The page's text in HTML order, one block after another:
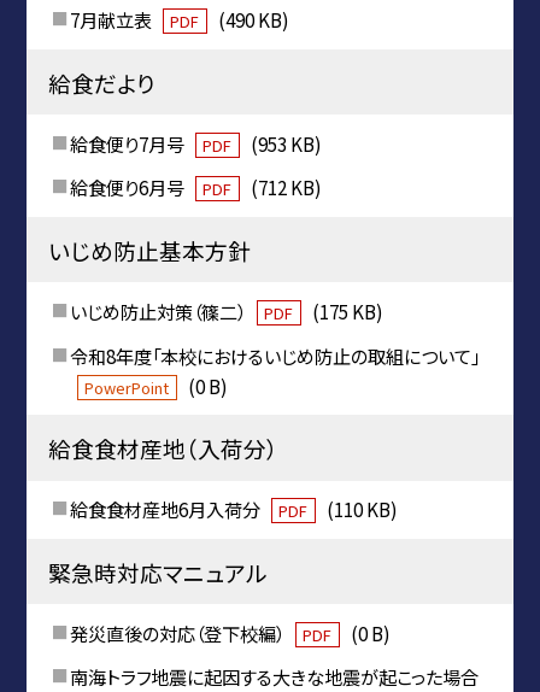
7月献立表 PDF (490 KB)
給食だより
給食便り7月号 PDF
(953 KB)
給食便り6月号
PDF (712 KB)
いじめ防止基本方針
いじめ防止対策（篠二） PDF
(175 KB)
令和8年度「本校におけるいじめ防止の取組について」
PowerPoint (0 B)
給食食材産地（入荷分）
給食食材産地6月入荷分 PDF (110 KB)
緊急時対応マニュアル
発災直後の対応（登下校編） PDF
(0 B)
南海トラフ地震に起因する大きな地震が起こった場合